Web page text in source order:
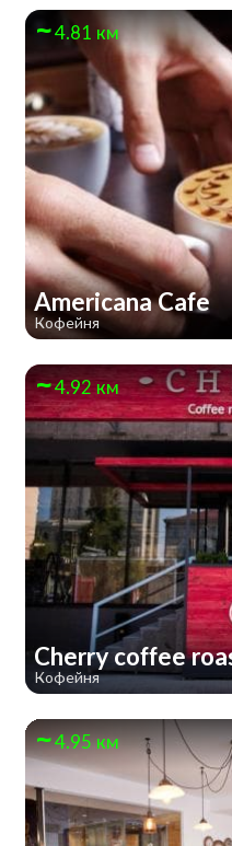
4.81 км
Americana Cafe
Кофейня
4.92 км
Cherry coffee
Кофейня
4.95 км